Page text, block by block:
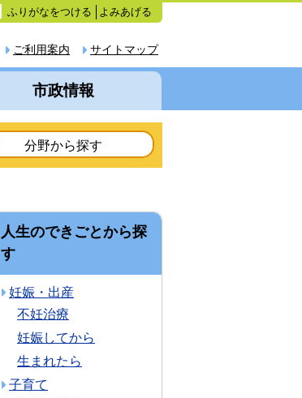
ふりがなをつける よみあげる
サイトマップ
ご利用案内
市政情報
分野から探す
人生のできごとから探
す
妊娠・出産
不妊治療
妊娠してから
生まれたら
子育て